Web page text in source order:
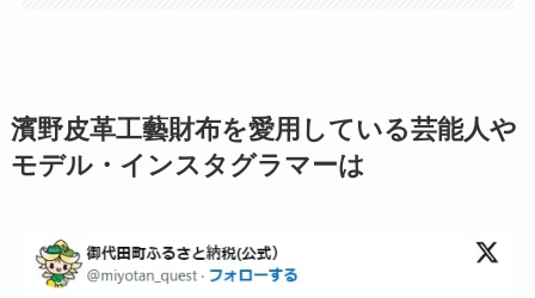
濱野皮革工藝財布を愛用している芸能人や
モデル・インスタグラマーは